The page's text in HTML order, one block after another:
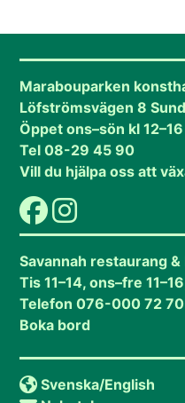
Marabouparken
Löfströmsvägen 8
Öppet ons–sön kl 12–16
Tel 08-29 45 90
Vill du hjälpa oss att
Savannah restaurang &
Tis 11–14, ons–fre
Telefon 076-000 72 70
Boka bord
Svenska/English